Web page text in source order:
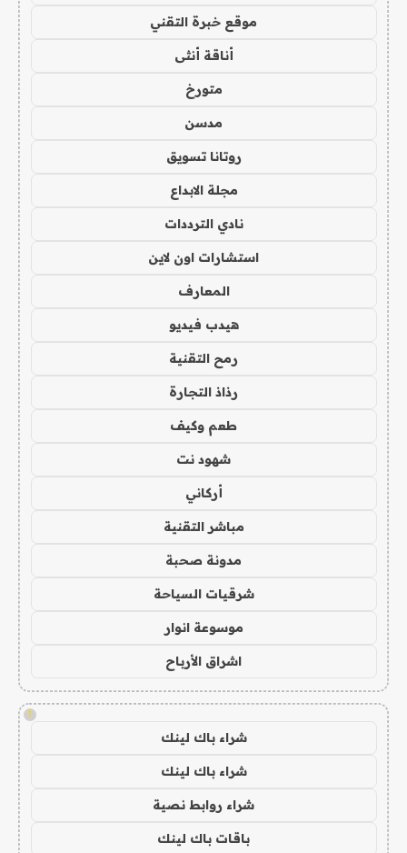
موقع خبرة التقني
أناقة أنثى
متورخ
مدسن
روتانا تسويق
مجلة الابداع
نادي الترددات
استشارات اون لاين
المعارف
هيدب فيديو
رمح التقنية
رذاذ التجارة
طعم وكيف
شهود نت
أركاني
مباشر التقنية
مدونة صحبة
شرقيات السياحة
موسوعة انوار
اشراق الأرباح
!
شراء باك لينك
شراء باك لينك
شراء روابط نصية
باقات باك لينك